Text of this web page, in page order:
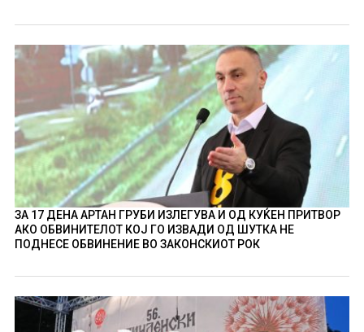
ЗА 17 ДЕНА АРТАН ГРУБИ ИЗЛЕГУВА И ОД КУЌЕН ПРИТВОР
АКО ОБВИНИТЕЛОТ КОЈ ГО ИЗВАДИ ОД ШУТКА НЕ
ПОДНЕСЕ ОБВИНЕНИЕ ВО ЗАКОНСКИОТ РОК